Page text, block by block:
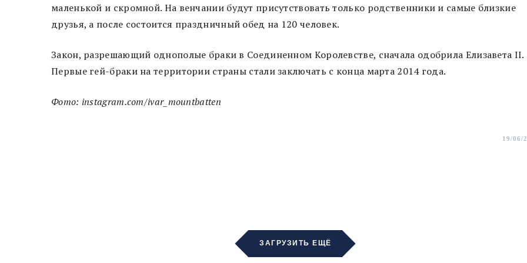
маленькой и скромной. На венчании будут присутствовать только родственники и самые близкие
друзья, а после состоится праздничный обед на 120 человек.
Закон, разрешающий однополые браки в Соединенном Королевстве, сначала одобрила Елизавета II.
Первые гей-браки на территории страны стали заключать с конца марта 2014 года.
Фото: instagram.com/ivar_mountbatten
19/06/
ЗАГРУЗИТЬ ЕЩЁ